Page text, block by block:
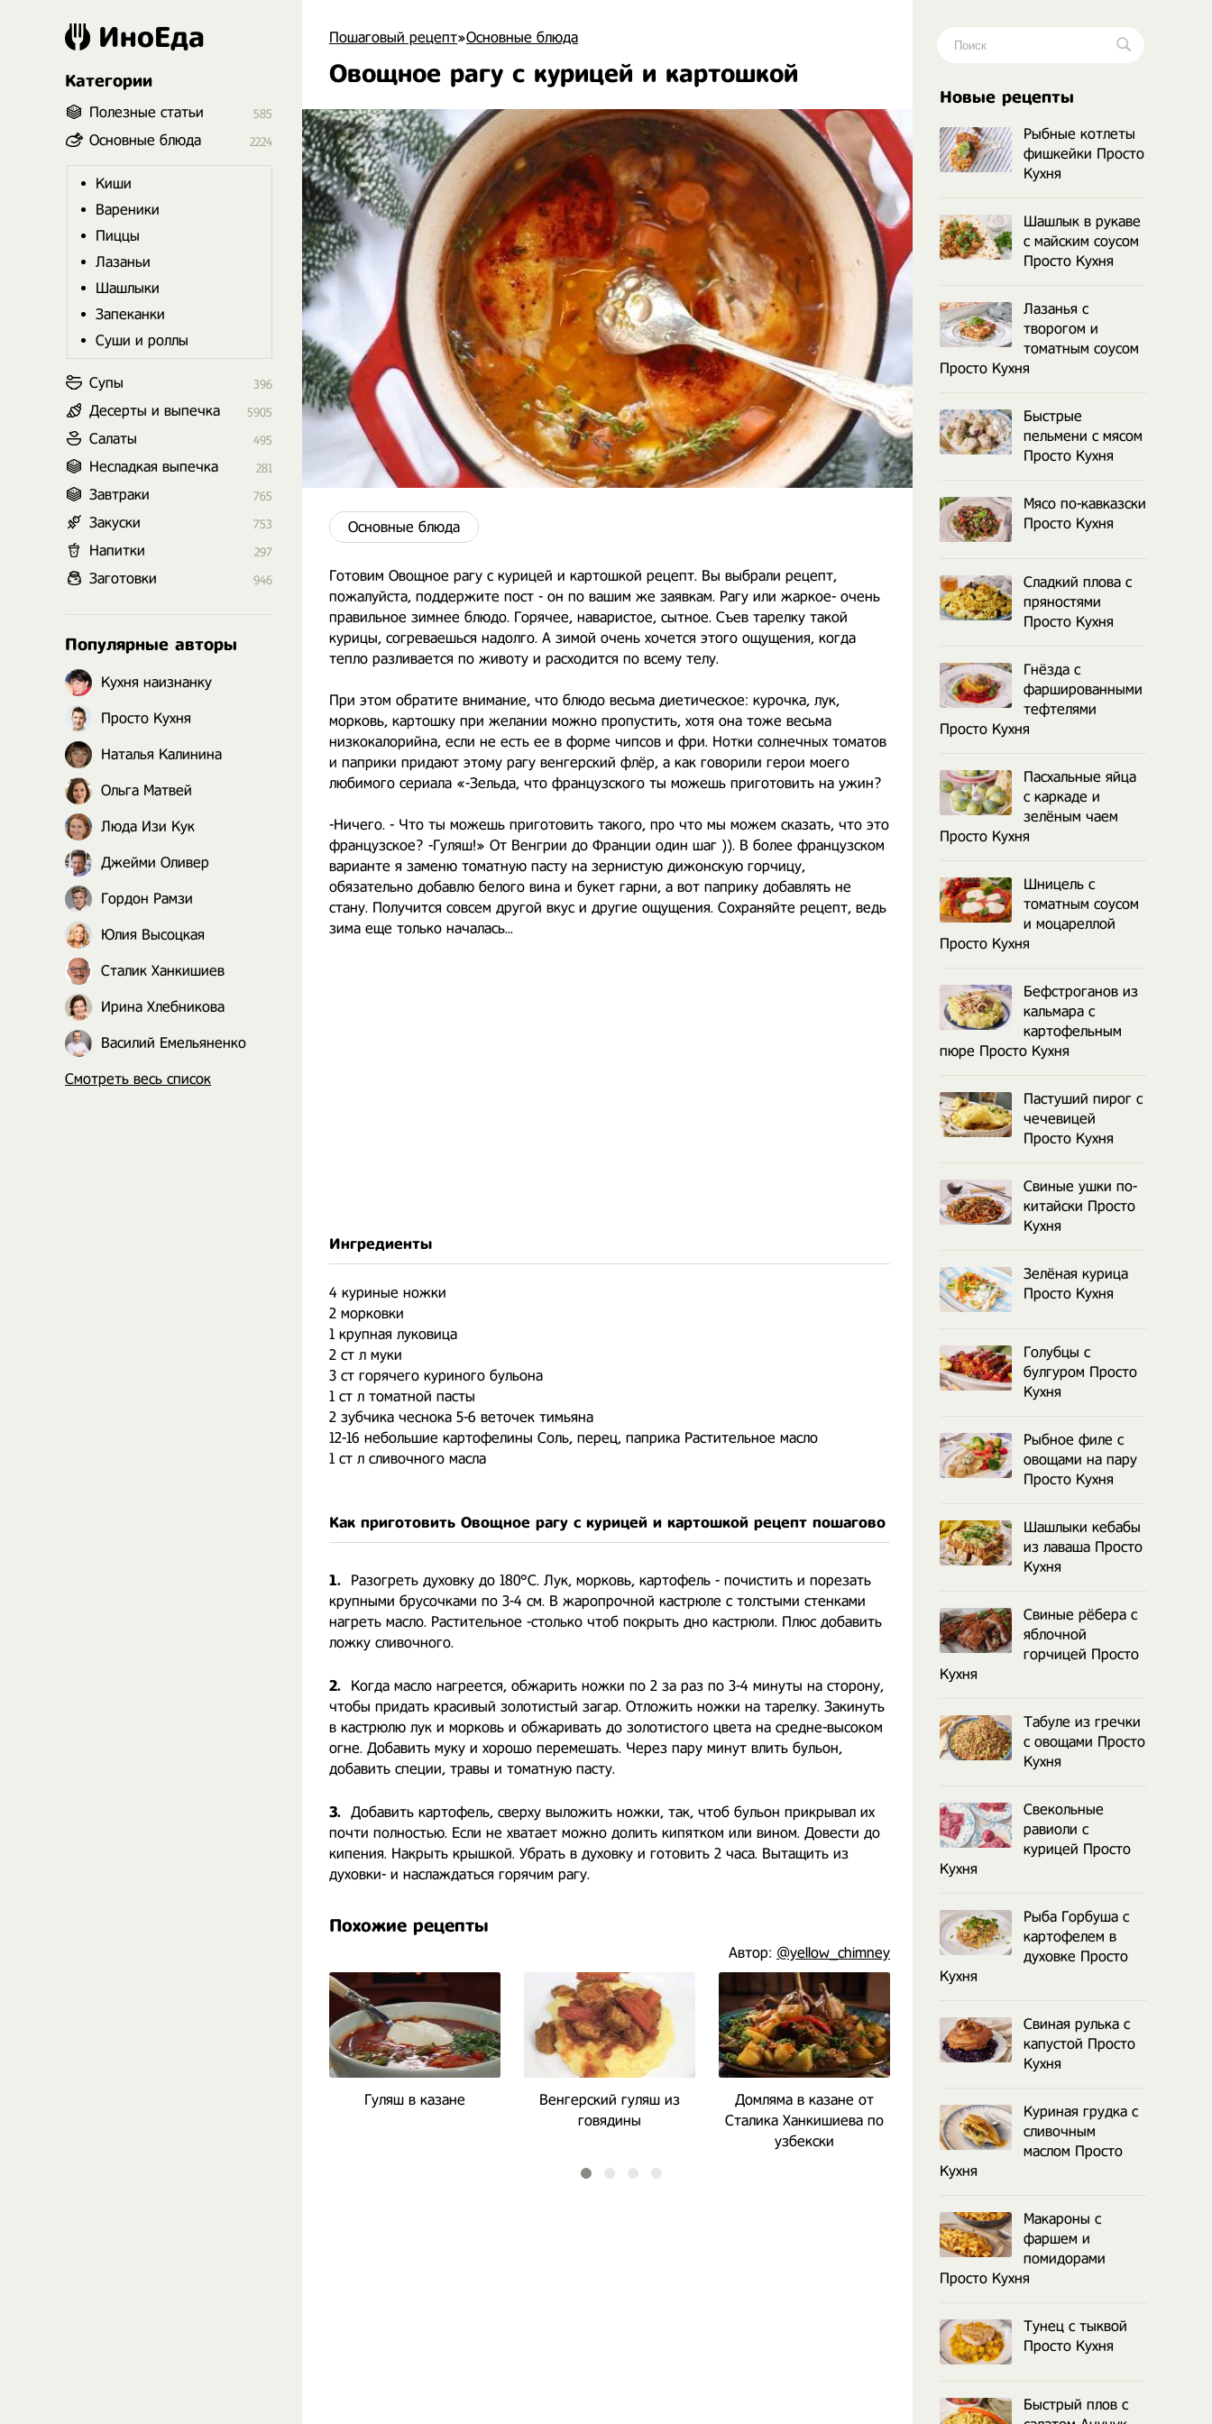
Пошаговый рецепт»Основные блюда
Овощное рагу с курицей и картошкой
Основные блюда
Готовим Овощное рагу с курицей и картошкой рецепт. Вы выбрали рецепт,
пожалуйста, поддержите пост - он по вашим же заявкам. Рагу или жаркое- очень
правильное зимнее блюдо. Горячее, наваристое, сытное. Съев тарелку такой
курицы, согреваешься надолго. А зимой очень хочется этого ощущения, когда
тепло разливается по животу и расходится по всему телу.
При этом обратите внимание, что блюдо весьма диетическое: курочка, лук,
морковь, картошку при желании можно пропустить, хотя она тоже весьма
низкокалорийна, если не есть ее в форме чипсов и фри. Нотки солнечных томатов
и паприки придают этому рагу венгерский флёр, а как говорили герои моего
любимого сериала «-Зельда, что французского ты можешь приготовить на ужин?
-Ничего. - Что ты можешь приготовить такого, про что мы можем сказать, что это
французское? -Гуляш!» От Венгрии до Франции один шаг )). В более французском
варианте я заменю томатную пасту на зернистую дижонскую горчицу,
обязательно добавлю белого вина и букет гарни, а вот паприку добавлять не
стану. Получится совсем другой вкус и другие ощущения. Сохраняйте рецепт, ведь
зима еще только началась...
Ингредиенты
4 куриные ножки
2 морковки
1 крупная луковица
2 ст л муки
3 ст горячего куриного бульона
1 ст л томатной пасты
2 зубчика чеснока 5-6 веточек тимьяна
12-16 небольшие картофелины Соль, перец, паприка Растительное масло
1 ст л сливочного масла
Как приготовить Овощное рагу с курицей и картошкой рецепт пошагово
1.
Разогреть духовку до 180°С. Лук, морковь, картофель - почистить и порезать
крупными брусочками по 3-4 см. В жаропрочной кастрюле с толстыми стенками
нагреть масло. Растительное -столько чтоб покрыть дно кастрюли. Плюс добавить
ложку сливочного.
2.
Когда масло нагреется, обжарить ножки по 2 за раз по 3-4 минуты на сторону,
чтобы придать красивый золотистый загар. Отложить ножки на тарелку. Закинуть
в кастрюлю лук и морковь и обжаривать до золотистого цвета на средне-высоком
огне. Добавить муку и хорошо перемешать. Через пару минут влить бульон,
добавить специи, травы и томатную пасту.
3. Добавить картофель, сверху выложить ножки, так, чтоб бульон прикрывал их
почти полностью. Если не хватает можно долить кипятком или вином. Довести до
кипения. Накрыть крышкой. Убрать в духовку и готовить 2 часа. Вытащить из
духовки- и наслаждаться горячим рагу.
Автор: @yellow_chimney
Похожие рецепты
Гуляш в казане
Венгерский гуляш из
говядины
Домляма в казане от
Сталика Ханкишиева по
узбекски
Сталика Ханкишиева
ИноЕда
Категории
Полезные статьи 585
Основные блюда 2224
Киши
Вареники
Пиццы
Лазаньи
Шашлыки
Запеканки
Суши и роллы
Супы 396
Десерты и выпечка 5905
Салаты 495
Несладкая выпечка 281
Завтраки 765
Закуски 753
Напитки 297
Заготовки 946
Популярные авторы
Кухня наизнанку
Просто Кухня
Наталья Калинина
Ольга Матвей
Люда Изи Кук
Джейми Оливер
Гордон Рамзи
Юлия Высоцкая
Сталик Ханкишиев
Ирина Хлебникова
Василий Емельяненко
Смотреть весь список
Новые рецепты
Рыбные котлеты
фишкейки Просто
Кухня
Шашлык в рукаве
с майским соусом
Просто Кухня
Лазанья с
творогом и
томатным соусом
Просто Кухня
Быстрые
пельмени с мясом
Просто Кухня
Мясо по-кавказски
Просто Кухня
Сладкий плова с
пряностями
Просто Кухня
Гнёзда с
фаршированными
тефтелями
Просто Кухня
Пасхальные яйца
с каркаде и
зелёным чаем
Просто Кухня
Шницель с
томатным соусом
и моцареллой
Просто Кухня
Бефстроганов из
кальмара с
картофельным
пюре Просто Кухня
Пастуший пирог с
чечевицей
Просто Кухня
Свиные ушки по-
китайски Просто
Кухня
Зелёная курица
Просто Кухня
Голубцы с
булгуром Просто
Кухня
Рыбное филе с
овощами на пару
Просто Кухня
Шашлыки кебабы
из лаваша Просто
Кухня
Свиные рёбера с
яблочной
горчицей Просто
Кухня
Табуле из гречки
с овощами Просто
Кухня
Свекольные
равиоли с
курицей Просто
Кухня
Рыба Горбуша с
картофелем в
духовке Просто
Кухня
Свиная рулька с
капустой Просто
Кухня
Куриная грудка с
сливочным
маслом Просто
Кухня
Макароны с
фаршем и
помидорами
Просто Кухня
Тунец с тыквой
Просто Кухня
Быстрый плов с